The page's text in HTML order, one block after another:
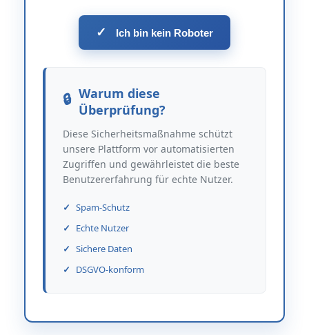
✓ Ich bin kein Roboter
Warum diese
Überprüfung?
Diese Sicherheitsmaßnahme schützt
unsere Plattform vor automatisierten
Zugriffen und gewährleistet die beste
Benutzererfahrung für echte Nutzer.
Spam-Schutz
Echte Nutzer
Sichere Daten
DSGVO-konform